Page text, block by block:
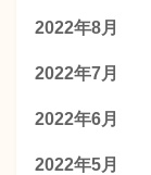
2022年8月
2022年7月
2022年6月
2022年5月